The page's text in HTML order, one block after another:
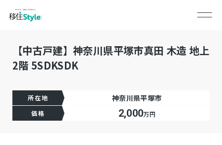
【中古戸建】神奈川県平塚市真田 木造 地上
2階 5SDKSDK
所在地 神奈川県平塚市
価格 2,000万円